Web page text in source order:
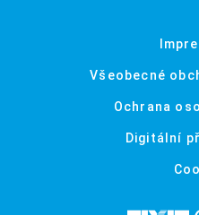
Všeobecné
Ochrana
Digitální